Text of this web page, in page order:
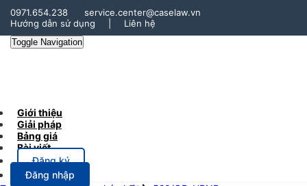
0971.654.238
service.center@caselaw.vn
Hướng dẫn sử dụng
Liên hệ
Toggle Navigation
Giới thiệu
Giải pháp
Bảng giá
Bài viết
Đăng ký
Đăng nhập